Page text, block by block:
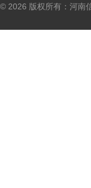
© 2026 版权所有：河南